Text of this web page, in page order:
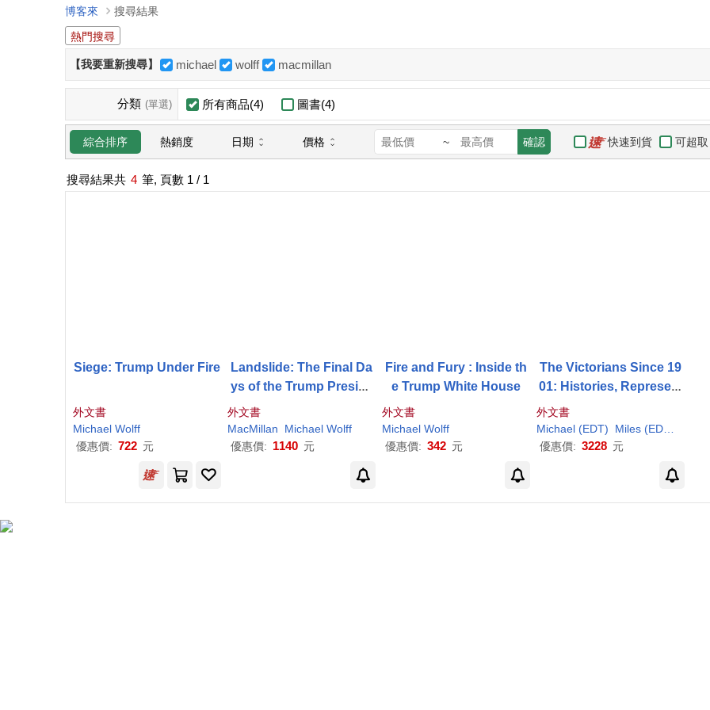
博客來
搜尋結果
熱門搜尋
【我要重新搜尋】 michael wolff macmillan
分類 (單選) 所有商品(4) 圖書(4)
綜合排序 熱銷度 日期 價格 ~ 確認 快速到貨 可超取
搜尋結果共 4 筆, 頁數 1 / 1
Siege: Trump Under Fire
外文書
Michael Wolff
優惠價: 722 元
Landslide: The Final Da
ys of the Trump Preside
外文書
MacMillan
Michael Wolff
優惠價: 1140 元
Fire and Fury : Inside th
e Trump White House
外文書
Michael Wolff
優惠價: 342 元
The Victorians Since 19
01: Histories, Represent
ations and Revisions
外文書
Michael (EDT) Miles (EDT)/
優惠價: 3228 元